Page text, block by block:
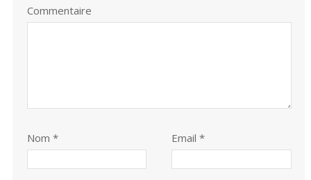
Commentaire
Nom * Email *